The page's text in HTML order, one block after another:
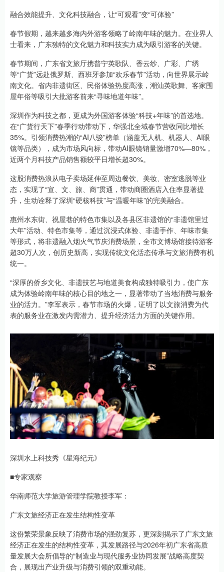
融合效能提升、文化科技融合，让“可观看”变“可体验”
春节假期，越来越多海内外游客领略了岭南年味的魅力。在业界人
士看来，广东独特的文化魅力和科技实力成为吸引游客的关键。
春节期间，广东省文旅厅携普宁英歌队、香云纱、广彩、广绣
等“广货”远赴俄罗斯、西班牙参加“欢乐春节”活动，向世界展示岭
南文化。省内非遗街区、民俗体验热度高涨，潮汕英歌舞、客家围
屋年俗等吸引大批游客前来“寻味地道年味”。
深圳作为科技之都，更成为外国游客体验“科技+年味”的首选地。
在“广货行天下”春季行动带动下，华强北全域春节营收同比增长
35%。引领消费热潮的“AI八骏”榜单（涵盖无人机、机器人、AI眼
镜等品类），成为市场风向标，带动AI眼镜销量激增70%—80%，
近两个月科技产品销售额较平日增长超30%。
这股消费热浪从电子卖场延伸至周边餐饮、美妆、密室逃脱等业
态，实现了“宣、文、旅、商”贯通，带动商圈酒店入住率显著提
升，生动诠释了深圳“硬核科技”与“温暖年味”的完美融合。
惠州水东街、祝屋巷的特色市集以及各县区非遗馆的“非遗馆里过
大年”活动、特色市集等，通过沉浸式体验、非遗手作、年味市集
等形式，将非遗融入烟火气节庆消费场景，全市文博场馆接待游客
超30万人次，创历史新高，实现传统文化活态传承与文旅消费有机
统一。
“深厚的侨乡文化、非遗技艺与地道美食构成独特吸引力，使广东
成为体验岭南年味的核心目的地之一，显著带动了当地消费与服务
业的活力。”李军表示，春节市场的火爆，证明了以文旅消费为代
表的服务业在激发内需潜力、提升经济活力方面的关键作用。
深圳水上科技秀《星海纪元》
■专家观察
华南师范大学旅游管理学院教授李军：
广东文旅经济正在发生结构性变革
这份繁荣景象反映了消费市场的强劲复苏，更深刻揭示了广东文旅
经济正在发生的结构性变革，其发展路径与2026年初广东省高质
量发展大会所倡导的“制造业与现代服务业协同发展”战略高度契
合，展现出产业升级与消费引领的双重动能。